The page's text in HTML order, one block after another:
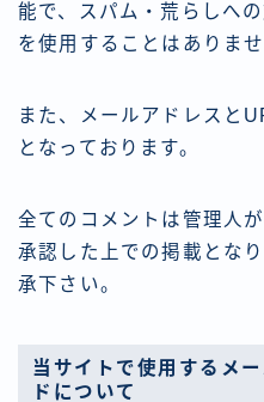
能で、スパム・荒らしへ
を使用することはありませ
また、メールアドレスと
となっております。
全てのコメントは管理人
承認した上での掲載とな
承下さい。
当サイトで使用するメ
ドについて